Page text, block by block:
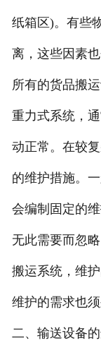
纸箱区)。有些
离，这些因素
所有的货品搬
重力式系统，
动正常。在较
的维护措施。
会编制固定的
无此需要而忽
搬运系统，维
维护的需求也
二、输送设备